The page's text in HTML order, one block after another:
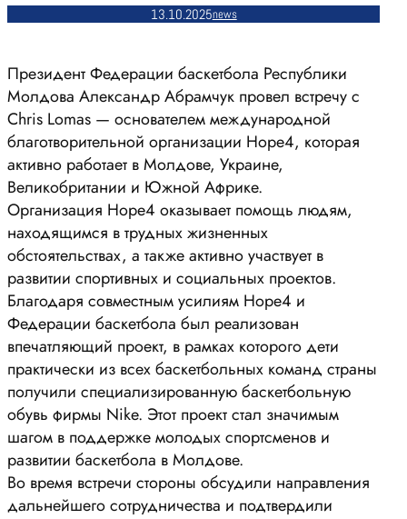
13.10.2025news
Президент Федерации баскетбола Республики
Молдова Александр Абрамчук провел встречу с
Chris Lomas — основателем международной
благотворительной организации Hope4, которая
активно работает в Молдове, Украине,
Великобритании и Южной Африке.
Организация Hope4 оказывает помощь людям,
находящимся в трудных жизненных
обстоятельствах, а также активно участвует в
развитии спортивных и социальных проектов.
Благодаря совместным усилиям Hope4 и
Федерации баскетбола был реализован
впечатляющий проект, в рамках которого дети
практически из всех баскетбольных команд страны
получили специализированную баскетбольную
обувь фирмы Nike. Этот проект стал значимым
шагом в поддержке молодых спортсменов и
развитии баскетбола в Молдове.
Во время встречи стороны обсудили направления
дальнейшего сотрудничества и подтвердили